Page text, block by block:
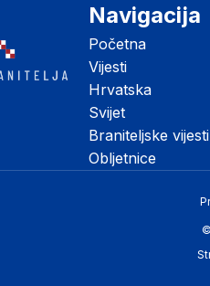
Navigacija
Početna
Vijesti
Hrvatska
Svijet
Braniteljske vijesti
Obljetnice